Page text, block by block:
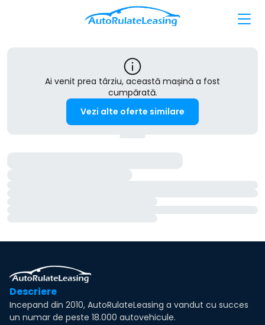
Ai venit prea târziu, această mașină a fost
cumpărată.
Vezi alte oferte similare
Descriere
Incepand din 2010, AutoRulateLeasing a vandut cu succes
un numar de peste 18.000 autovehicule.